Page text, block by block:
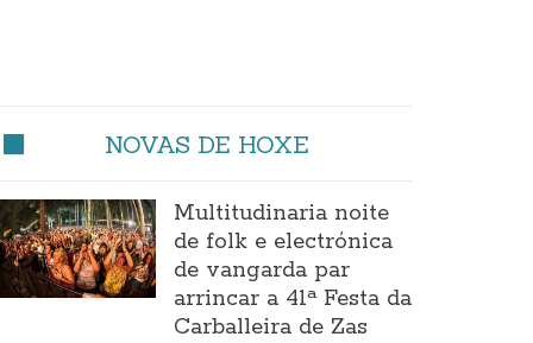
NOVAS DE HOXE
Multitudinaria noite
de folk e electrónica
de vangarda par
arrincar a 41ª Festa da
Carballeira de Zas